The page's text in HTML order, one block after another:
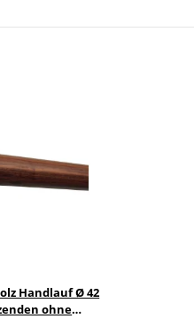
Handlauf Ø 42
ohne